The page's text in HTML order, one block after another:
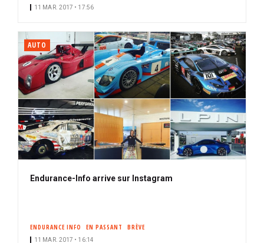
11 MAR. 2017 • 17:56
AUTO
Endurance-Info arrive sur Instagram
ENDURANCE INFO EN PASSANT BRÈVE
11 MAR. 2017 • 16:14